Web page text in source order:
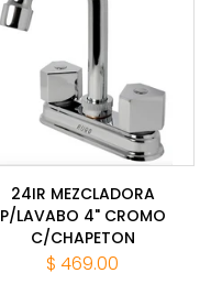
24IR MEZCLADORA
P/LAVABO 4" CROMO
C/CHAPETON
$ 469.00